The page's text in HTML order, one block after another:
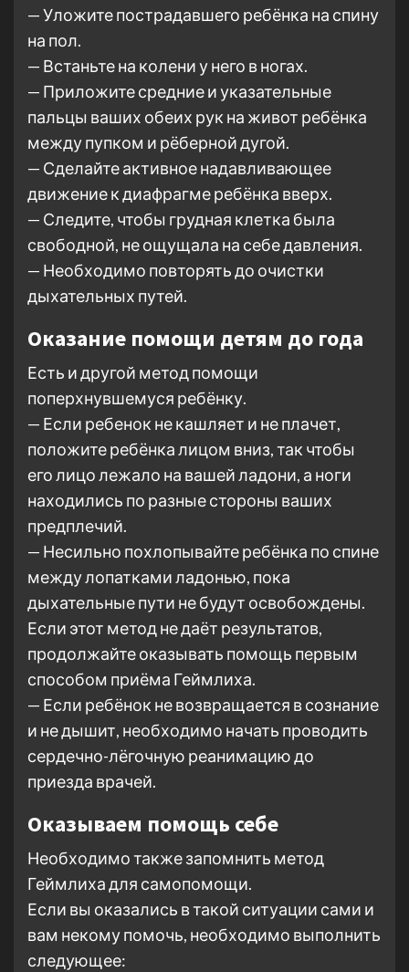
— Уложите пострадавшего ребёнка на спину
на пол.
— Встаньте на колени у него в ногах.
— Приложите средние и указательные
пальцы ваших обеих рук на живот ребёнка
между пупком и рёберной дугой.
— Сделайте активное надавливающее
движение к диафрагме ребёнка вверх.
— Следите, чтобы грудная клетка была
свободной, не ощущала на себе давления.
— Необходимо повторять до очистки
дыхательных путей.
Оказание помощи детям до года
Есть и другой метод помощи
поперхнувшемуся ребёнку.
— Если ребенок не кашляет и не плачет,
положите ребёнка лицом вниз, так чтобы
его лицо лежало на вашей ладони, а ноги
находились по разные стороны ваших
предплечий.
— Несильно похлопывайте ребёнка по спине
между лопатками ладонью, пока
дыхательные пути не будут освобождены.
Если этот метод не даёт результатов,
продолжайте оказывать помощь первым
способом приёма Геймлиха.
— Если ребёнок не возвращается в сознание
и не дышит, необходимо начать проводить
сердечно-лёгочную реанимацию до
приезда врачей.
Оказываем помощь себе
Необходимо также запомнить метод
Геймлиха для самопомощи.
Если вы оказались в такой ситуации сами и
вам некому помочь, необходимо выполнить
следующее: